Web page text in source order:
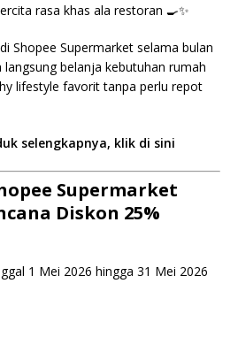
rasa khas ala restoran 🍳✨
Shopee Supermarket selama bulan
belanja kebutuhan rumah
lifestyle favorit tanpa perlu repot
selengkapnya, klik di sini
Supermarket
Diskon 25%
1 Mei 2026 hingga 31 Mei 2026